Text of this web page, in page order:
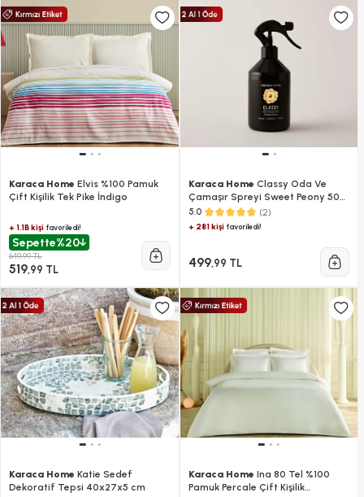
Karaca Home Elvis %100 Pamuk
Çift Kişilik Tek Pike İndigo
+ 1.1B kişi favoriledi!
Sepette%20
649,99 TL
519,99 TL
Karaca Home Classy Oda Ve
Çamaşır Spreyi Sweet Peony 500
ml
5.0 (2)
+ 281 kişifavoriledi!
499,99 TL
Karaca Home Katie Sedef
Dekoratif Tepsi 40x27x5 cm
Karaca Home Ina 80 Tel %100
Pamuk Percale Çift Kişilik